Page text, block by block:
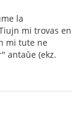
la
mi trovas en
mi tute ne
antaŭe (ekz.